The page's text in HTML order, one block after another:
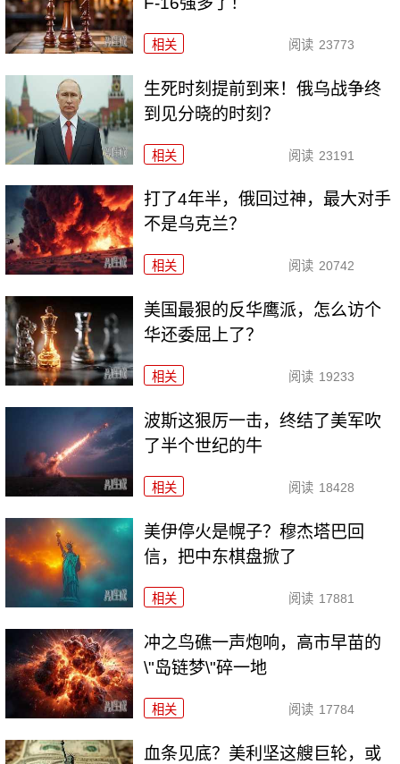
相关 阅读 23773
生死时刻提前到来！俄乌战争终
到见分晓的时刻？
相关 阅读 23191
打了4年半，俄回过神，最大对手
不是乌克兰？
相关 阅读 20742
美国最狠的反华鹰派，怎么访个
华还委屈上了？
相关 阅读 19233
波斯这狠厉一击，终结了美军吹
了半个世纪的牛
相关 阅读 18428
美伊停火是幌子？穆杰塔巴回
信，把中东棋盘掀了
相关 阅读 17881
冲之鸟礁一声炮响，高市早苗的
\"岛链梦\"碎一地
相关 阅读 17784
血条见底？美利坚这艘巨轮，或